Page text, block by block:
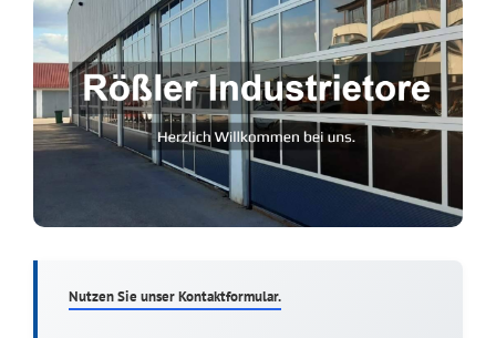
Nutzen Sie unser Kontaktformular.